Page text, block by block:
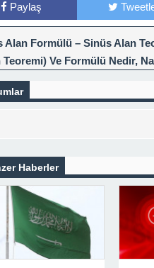
Paylaş
Alan Formülü – Sinüs Alan
Teoremi) Ve Formülü Nedir,
Haberler